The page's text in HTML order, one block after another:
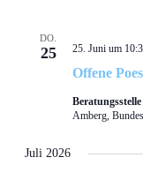
DO.
25
Offene
25. Juni um
Amberg,
Juli 2026